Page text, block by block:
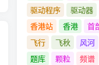
驱动程序
驱动器
香港站
香港 首
飞行
飞秋 风河
题库
颗粒 频谱